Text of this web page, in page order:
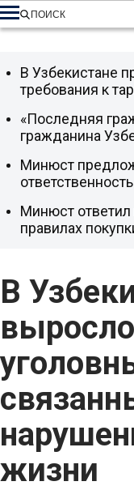
ПОИСК
В
жизни
В Узбекистане
требования к
«Последняя
гражданина
Минюст
Минюст
правилах